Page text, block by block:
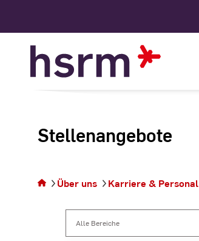
Stellenangebote
sich auf der
SeiteÜber uns Karriere & Personal
Alle Bereiche